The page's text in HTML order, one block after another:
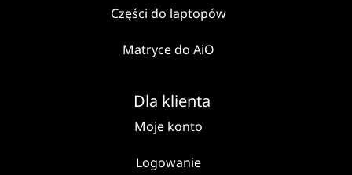
Części do laptopów
Matryce do AiO
Dla klienta
Moje konto
Logowanie